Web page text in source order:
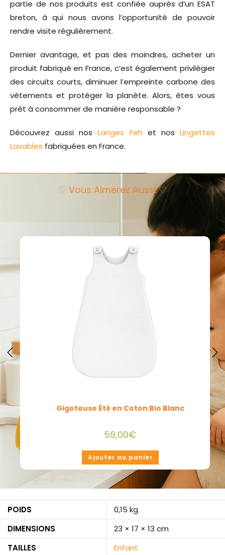
partie de nos produits est confiée auprès d’un ESAT
breton, à qui nous avons l’opportunité de pouvoir
rendre visite régulièrement.
Dernier avantage, et pas des moindres, acheter un
produit fabriqué en France, c’est également privilégier
des circuits courts, diminuer l’empreinte carbone des
vêtements et protéger la planète. Alors, êtes vous
prêt à consommer de manière responsable ?
Découvrez aussi nosLanges Feh et nosLingettes
Lavables fabriquées en France.
♡ Vous Aimerez Aussi ♡
Gigoteuse Été en Coton Bio Blanc
59,00€
Ajouter au panier
POIDS
0,15 kg
DIMENSIONS
23 × 17 × 13 cm
TAILLES
Enfant